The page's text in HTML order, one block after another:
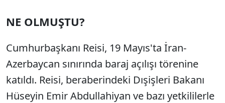
NE OLMUŞTU?
Cumhurbaşkanı Reisi, 19 Mayıs'ta İran-
Azerbaycan sınırında baraj açılışı törenine
katıldı. Reisi, beraberindeki Dışişleri Bakanı
Hüseyin Emir Abdullahiyan ve bazı yetkililerle